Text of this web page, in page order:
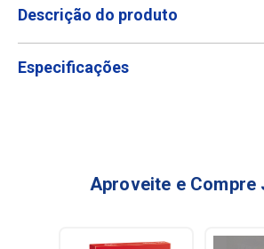
Descrição do produto
Especificações
Aproveite e Compre